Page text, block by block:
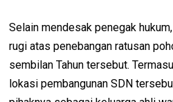
Selain mendesak penegak
rugi atas penebangan ratusan
sembilan Tahun tersebut.
lokasi pembangunan SDN